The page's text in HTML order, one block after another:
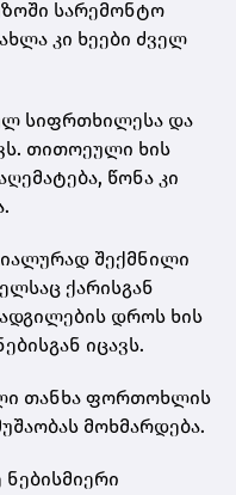
სარემონტო
კი ხეები ძველ
სიფრთხილესა და
თითოეული ხის
წონა კი
შექმნილი
ქარისგან
დროს ხის
იცავს.
თანხა ფორთოხლის
მოხმარდება.